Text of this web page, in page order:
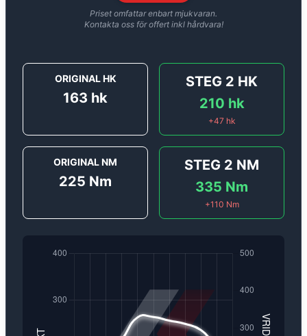
Priset omfattar enbart mjukvaran.
Kontakta oss för offert inkl hårdvara!
ORIGINAL HK
163 hk
STEG 2 HK
210 hk
+47hk
ORIGINAL NM
225 Nm
STEG 2 NM
335 Nm
+110 Nm